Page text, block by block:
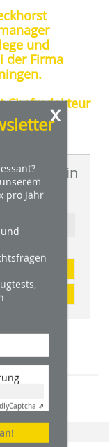
und
der Firma
Chefredakteur
erschien in
x
pro Jahr
Captcha ⇗